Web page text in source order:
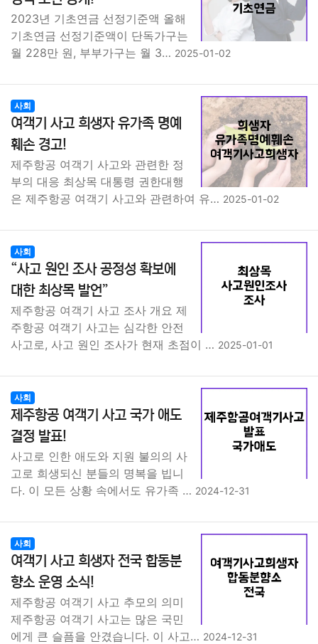
2023년 기초연금 선정기준액 올해
기초연금 선정기준액이 단독가구는
월 228만 원, 부부가구는 월 3… 2025-01-02
사회
여객기 사고 희생자 유가족 명예
훼손 경고!
제주항공 여객기 사고와 관련한 정
부의 대응 최상목 대통령 권한대행
은 제주항공 여객기 사고와 관련하여 유… 2025-01-02
사회
“사고 원인 조사 공정성 확보에
대한 최상목 발언”
제주항공 여객기 사고 조사 개요 제
주항공 여객기 사고는 심각한 안전
사고로, 사고 원인 조사가 현재 초점이 … 2025-01-01
사회
제주항공 여객기 사고 국가 애도
결정 발표!
사고로 인한 애도와 지원 불의의 사
고로 희생되신 분들의 명복을 빕니
다. 이 모든 상황 속에서도 유가족 … 2024-12-31
사회
여객기 사고 희생자 전국 합동분
향소 운영 소식!
제주항공 여객기 사고 추모의 의미
제주항공 여객기 사고는 많은 국민
에게 큰 슬픔을 안겼습니다. 이 사고… 2024-12-31